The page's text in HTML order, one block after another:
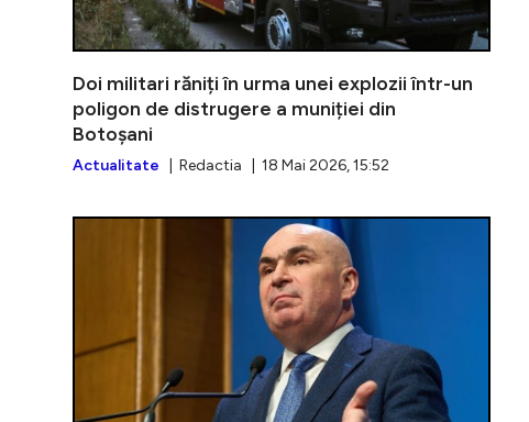
Doi militari răniți în urma unei explozii într-un
poligon de distrugere a muniției din
Botoșani
Actualitate | Redactia | 18 Mai 2026, 15:52